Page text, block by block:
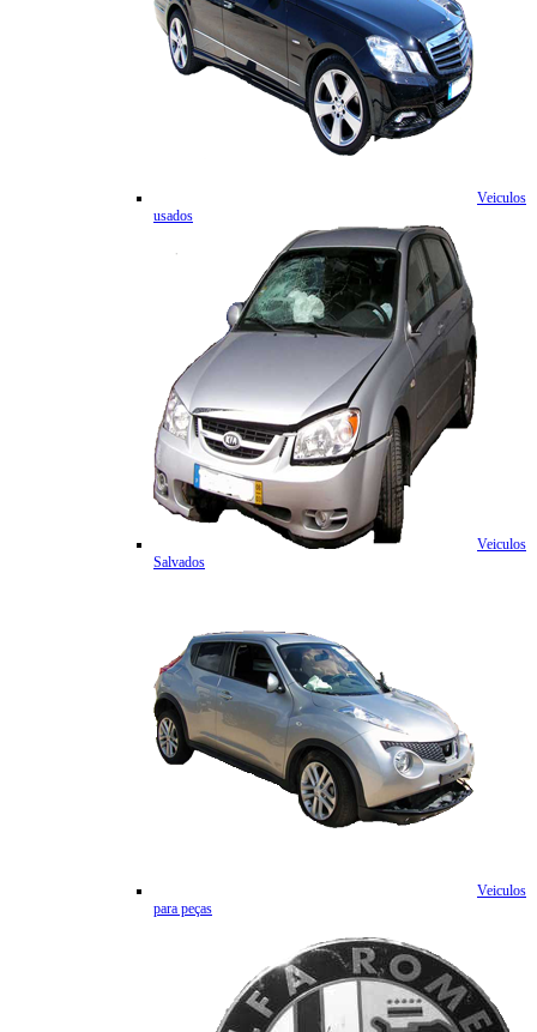
Veiculos
usados
Veiculos
Salvados
Veiculos
para peças